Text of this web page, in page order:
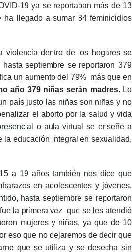
19 ya se reportaban más de 13
ha llegado a sumar 84 feminicidios
violencia dentro de los hogares se
septiembre se reportaron 379
un aumento del 79% más que en
año 379 niñas serán madres. Lo
país justo las niñas son niñas y no
el aborto por la salud y vida
o aula virtual se enseñe a
la educación integral en sexualidad,
a 19 años también nos dice que
en adolescentes y jóvenes,
hasta septiembre se reportaron
la primera vez que se les atendió
mujeres y niñas, ya que de 10
eso que no dejaremos de decir que
que se utiliza y se desecha sin